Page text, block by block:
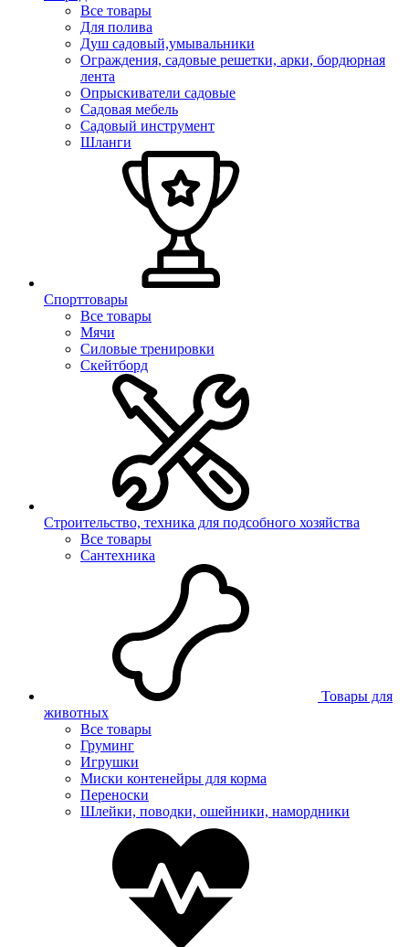
Все товары
Для полива
Душ садовый,умывальники
Ограждения, садовые решетки, арки, бордюрная
лента
Опрыскиватели садовые
Садовая мебель
Садовый инструмент
Шланги
Спорттовары
Все товары
Мячи
Силовые тренировки
Скейтборд
Строительство, техника для подсобного хозяйства
Все товары
Сантехника
Товары для
животных
Все товары
Груминг
Игрушки
Миски контенейры для корма
Переноски
Шлейки, поводки, ошейники, намордники